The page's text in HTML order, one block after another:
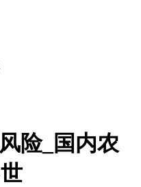
险_国内农